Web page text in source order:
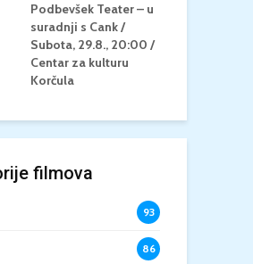
Podbevšek Teater – u
suradnji s Cank /
Subota, 29.8., 20:00 /
Centar za kulturu
Korčula
filmova
93
86